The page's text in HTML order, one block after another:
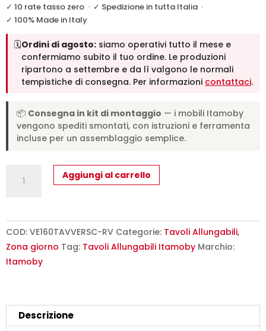
✓ 10 rate tasso zero · ✓ Spedizione in tutta Italia ·
✓ 100% Made in Italy
🗓️Ordini di agosto: siamo operativi tutto il mese e
confermiamo subito il tuo ordine. Le produzioni
ripartono a settembre e da lì valgono le normali
tempistiche di consegna. Per informazioni contattaci.
📦 Consegna in kit di montaggio — i mobili Itamoby
vengono spediti smontati, con istruzioni e ferramenta
incluse per un assemblaggio semplice.
fisso
Versalux
rovere
scortecciato
quantità
Aggiungi al carrello
COD: VE160TAVVERSC-RV Categorie: Tavoli Allungabili,
Zona giorno Tag: Tavoli Allungabili Itamoby Marchio:
Itamoby
Descrizione